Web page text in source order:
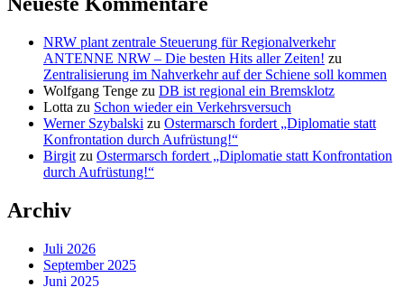
NRW plant zentrale Steuerung für Regionalverkehr
ANTENNE NRW – Die besten Hits aller Zeiten! zu
Zentralisierung im Nahverkehr auf der Schiene soll kommen
Wolfgang Tenge zu DB ist regional ein Bremsklotz
Lotta zu Schon wieder ein Verkehrsversuch
Werner Szybalski zu Ostermarsch fordert „Diplomatie statt
Konfrontation durch Aufrüstung!“
Birgit zu Ostermarsch fordert „Diplomatie statt Konfrontation
durch Aufrüstung!“
Archiv
Juli 2026
September 2025
Juni 2025